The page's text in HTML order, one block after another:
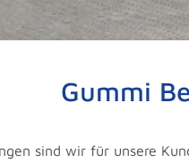
Gummi
sind wir für unsere